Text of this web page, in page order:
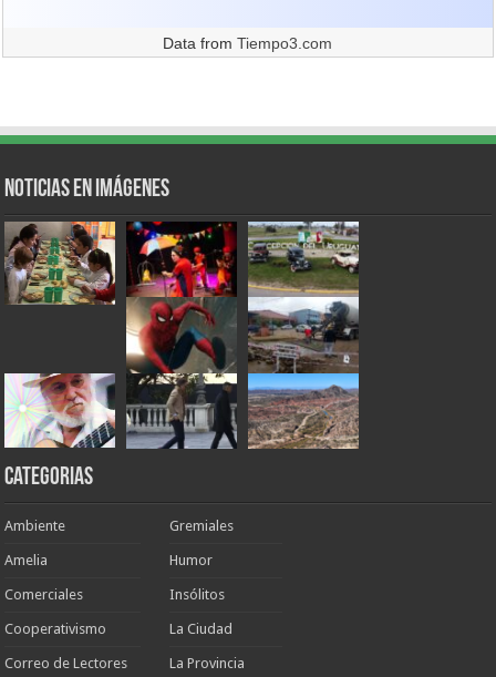
Data fromTiempo3.com
Noticias en Imágenes
Categorias
Ambiente
Amelia
Comerciales
Cooperativismo
Correo de Lectores
Gremiales
Humor
Insólitos
La Ciudad
La Provincia